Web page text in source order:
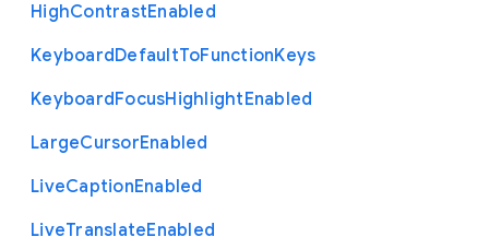
HighContrastEnabled
KeyboardDefaultToFunctionKeys
KeyboardFocusHighlightEnabled
LargeCursorEnabled
LiveCaptionEnabled
LiveTranslateEnabled